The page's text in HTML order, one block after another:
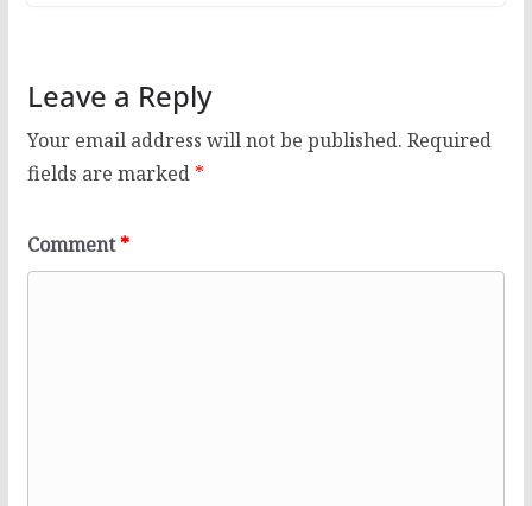
Leave a Reply
Your email address will not be published. Required
fields are marked *
Comment*